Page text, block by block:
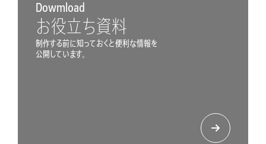
Dowmload
お役立ち資料
制作する前に知っておくと便利な情報を
公開しています。